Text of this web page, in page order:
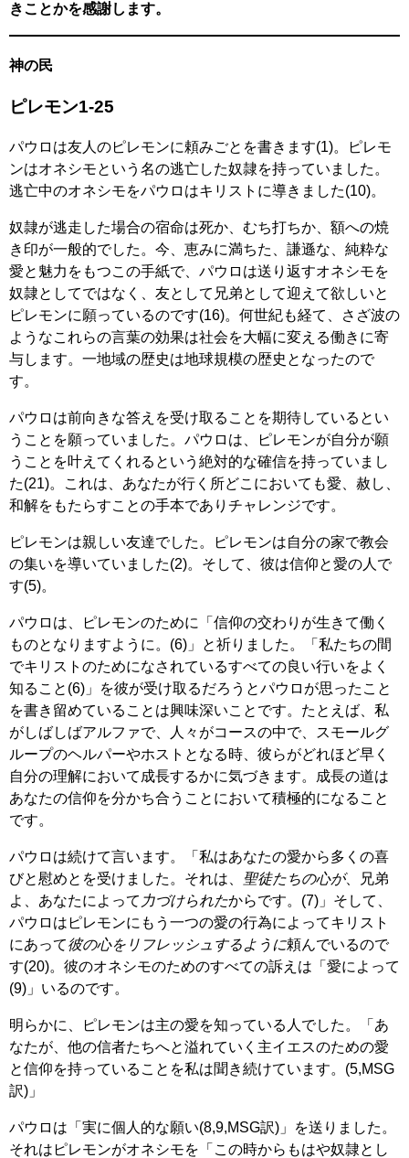
きことかを感謝します。
神の民
ピレモン1-25
パウロは友人のピレモンに頼みごとを書きます(1)。ピレモ
ンはオネシモという名の逃亡した奴隷を持っていました。
逃亡中のオネシモをパウロはキリストに導きました(10)。
奴隷が逃走した場合の宿命は死か、むち打ちか、額への焼
き印が一般的でした。今、恵みに満ちた、謙遜な、純粋な
愛と魅力をもつこの手紙で、パウロは送り返すオネシモを
奴隷としてではなく、友として兄弟として迎えて欲しいと
ピレモンに願っているのです(16)。何世紀も経て、さざ波の
ようなこれらの言葉の効果は社会を大幅に変える働きに寄
与します。一地域の歴史は地球規模の歴史となったので
す。
パウロは前向きな答えを受け取ることを期待しているとい
うことを願っていました。パウロは、ピレモンが自分が願
うことを叶えてくれるという絶対的な確信を持っていまし
た(21)。これは、あなたが行く所どこにおいても愛、赦し、
和解をもたらすことの手本でありチャレンジです。
ピレモンは親しい友達でした。ピレモンは自分の家で教会
の集いを導いていました(2)。そして、彼は信仰と愛の人で
す(5)。
パウロは、ピレモンのために「信仰の交わりが生きて働く
ものとなりますように。(6)」と祈りました。「私たちの間
でキリストのためになされているすべての良い行いをよく
知ること(6)」を彼が受け取るだろうとパウロが思ったこと
を書き留めていることは興味深いことです。たとえば、私
がしばしばアルファで、人々がコースの中で、スモールグ
ループのヘルパーやホストとなる時、彼らがどれほど早く
自分の理解において成長するかに気づきます。成長の道は
あなたの信仰を分かち合うことにおいて積極的になること
です。
パウロは続けて言います。「私はあなたの愛から多くの喜
びと慰めとを受けました。それは、
聖徒たちの心が、兄弟
よ、あなたによって 力づけられたからです。(7)」そして、
パウロはピレモンにもう一つの愛の行為によってキリスト
にあって彼の心をリフレッシュするように頼んでいるので
す(20)。彼のオネシモのためのすべての訴えは「愛によって
(9)」いるのです。
明らかに、ピレモンは主の愛を知っている人でした。「あ
なたが、他の信者たちへと溢れていく主イエスのための愛
と信仰を持っていることを私は聞き続けています。(5,MSG
訳)」
パウロは「実に個人的な願い(8,9,MSG訳)」を送りました。
それはピレモンがオネシモを「この時からもはや奴隷とし